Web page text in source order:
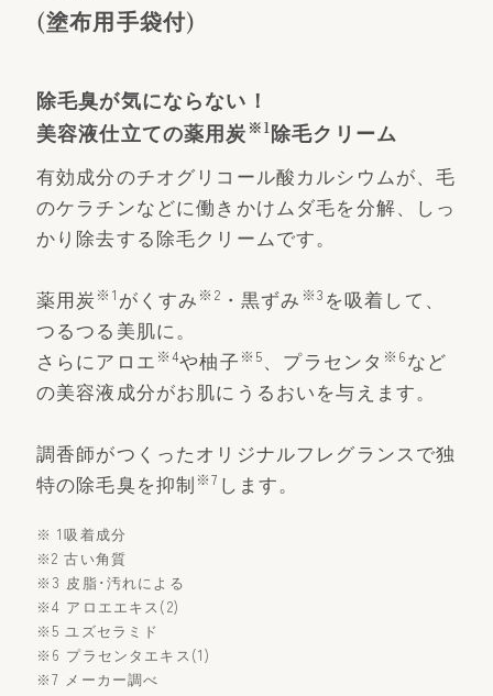
(塗布用手袋付)
除毛臭が気にならない！
美容液仕立ての薬用炭 ※1除毛クリーム
有効成分のチオグリコール酸カルシウムが、毛
のケラチンなどに働きかけムダ毛を分解、しっ
かり除去する除毛クリームです。
薬用炭 ※1 がくすみ ※2 ・黒ずみ ※3 を吸着して、
つるつる美肌に。
さらにアロエ ※4や柚子 ※5、プラセンタ ※6など
の美容液成分がお肌にうるおいを与えます。
調香師がつくったオリジナルフレグランスで独
特の除毛臭を抑制 ※7 します。
※ 1吸着成分
※2 古い角質
※3 皮脂･汚れによる
※4 アロエエキス(2)
※5 ユズセラミド
※6 プラセンタエキス(1)
※7 メーカー調べ